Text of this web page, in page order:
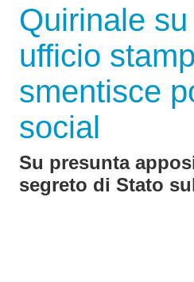
Quirinale
ufficio
smentisce
social
Su presunta
segreto di Stato